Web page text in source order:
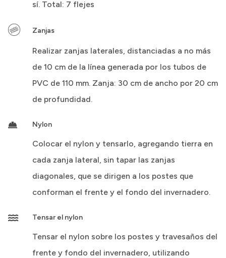
sí. Total: 7 flejes
Zanjas
Realizar zanjas laterales, distanciadas a no más
de 10 cm de la línea generada por los tubos de
PVC de 110 mm. Zanja: 30 cm de ancho por 20 cm
de profundidad.
Nylon
Colocar el nylon y tensarlo, agregando tierra en
cada zanja lateral, sin tapar las zanjas
diagonales, que se dirigen a los postes que
conforman el frente y el fondo del invernadero.
Tensar el nylon
Tensar el nylon sobre los postes y travesaños del
frente y fondo del invernadero, utilizando